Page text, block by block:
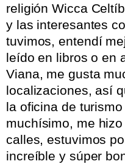
religión Wicca
y las interesantes
tuvimos, entendí
leído en libros o en
Viana, me gusta
localizaciones, así
la oficina de
muchísimo, me
calles, estuvimos
increíble y súper